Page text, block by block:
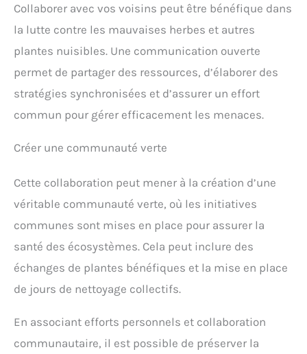
Collaborer avec vos voisins peut être bénéfique dans
la lutte contre les mauvaises herbes et autres
plantes nuisibles. Une communication ouverte
permet de partager des ressources, d’élaborer des
stratégies synchronisées et d’assurer un effort
commun pour gérer efficacement les menaces.
Créer une communauté verte
Cette collaboration peut mener à la création d’une
véritable communauté verte, où les initiatives
communes sont mises en place pour assurer la
santé des écosystèmes. Cela peut inclure des
échanges de plantes bénéfiques et la mise en place
de jours de nettoyage collectifs.
En associant efforts personnels et collaboration
communautaire, il est possible de préserver la